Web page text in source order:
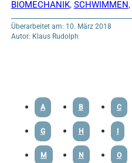
BIOMECHANIK, SCHWIMMEN,
Überarbeitet am: 10. März 2018
Autor: Klaus Rudolph
A B C
G H I
M N O